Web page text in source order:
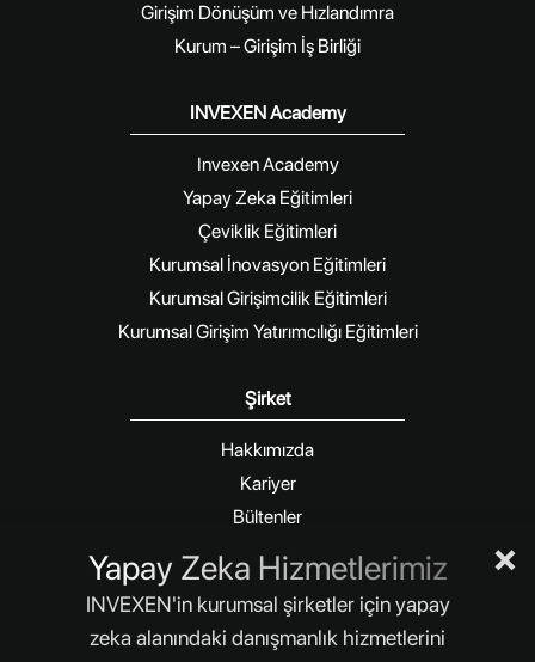
Size daha iyi hizmet verebilmek için internet
sitemizde çerezler kullanılmaktadır. Daha Fazla
Girişim Dönüşüm ve Hızlandımra
Kurum – Girişim İş Birliği
INVEXEN Academy
Invexen Academy
Yapay Zeka Eğitimleri
Çeviklik Eğitimleri
Kurumsal İnovasyon Eğitimleri
Kurumsal Girişimcilik Eğitimleri
Kurumsal Girişim Yatırımcılığı Eğitimleri
Şirket
Hakkımızda
Kariyer
Bültenler
Blog
İletişim
Yapay Zeka Hizmetlerimiz
INVEXEN'in kurumsal şirketler için yapay
zeka alanındaki danışmanlık hizmetlerini
×